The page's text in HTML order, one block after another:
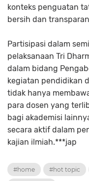
konteks penguatan
bersih dan
Partisipasi dalam
pelaksanaan Tri
dalam bidang
kegiatan pendidikan
tidak hanya
para dosen yang
bagi akademisi
secara aktif dalam
kajian ilmiah.***jap
#home #hot topic